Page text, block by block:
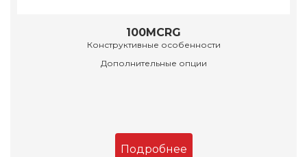
100MCRG
Конструктивные особенности
Дополнительные опции
Подробнее